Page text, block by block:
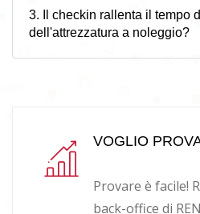
3. Il checkin rallenta il tempo
dell'attrezzatura a noleggio?
VOGLIO
Provare è facile!
back-office di